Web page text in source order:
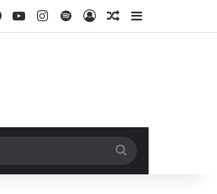
Facebook
YouTubeInstagram
SpotifyLog InRandom Article
Sidebar